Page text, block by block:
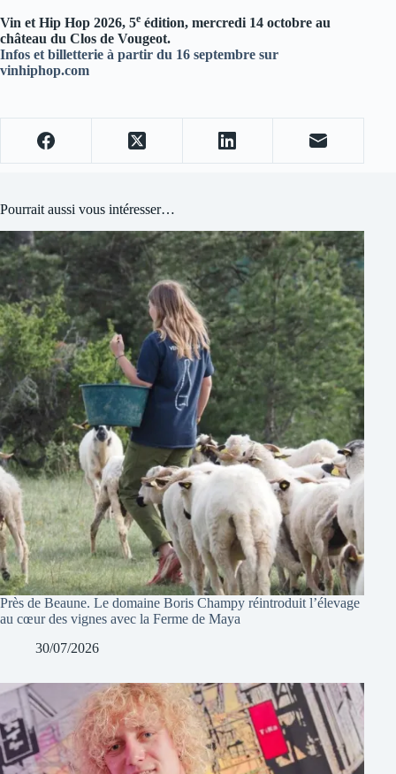
Vin et Hip Hop 2026, 5e édition, mercredi 14 octobre au
château du Clos de Vougeot.
Infos et billetterie à partir du 16 septembre sur
vinhiphop.com
Pourrait aussi vous intéresser…
Près de Beaune. Le domaine Boris Champy réintroduit l’élevage
au cœur des vignes avec la Ferme de Maya
30/07/2026